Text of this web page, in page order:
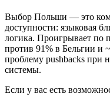
Выбор Польши — это
доступности: языковая
логика. Проигрывает по
против 91% в Бельгии и
проблему pushbacks при
системы.
Если у вас есть